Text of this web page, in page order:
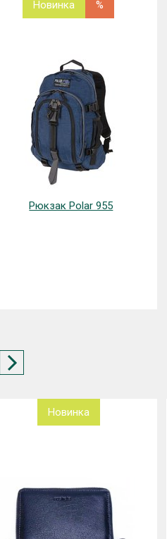
Новинка %
Рюкзак Polar 955
Новинка